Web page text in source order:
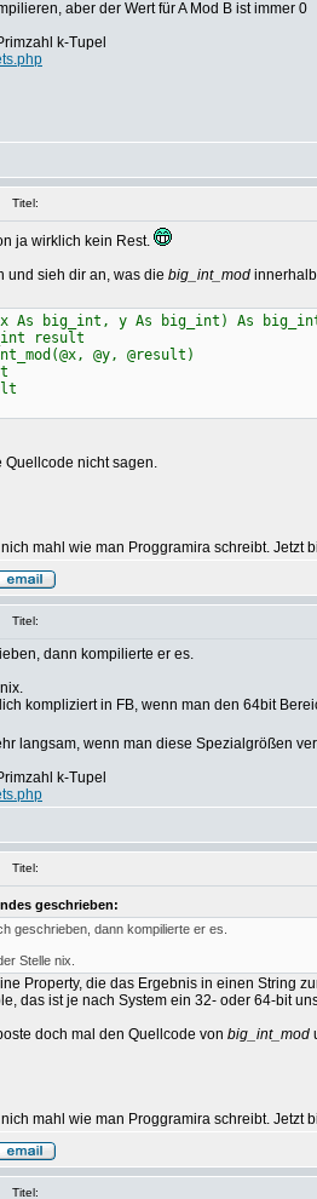
aber der Wert für A Mod B ist immer 0
k-Tupel
Titel:
ja wirklich kein Rest.
und sieh dir an, was die big_int_mod
(x As big_int, y As big_int) As
result
@y, @result)
Quellcode nicht sagen.
mahl wie man Proggramira schreibt. Jetzt
Titel:
dann kompilierte er es.
kompliziert in FB, wenn man den 64bit
langsam, wenn man diese Spezialgrößen
k-Tupel
Titel:
geschrieben:
geschrieben, dann kompilierte er es.
Stelle nix.
Property, die das Ergebnis in einen String
das ist je nach System ein 32- oder 64-bit
doch mal den Quellcode von big_int_mod
mahl wie man Proggramira schreibt. Jetzt
Titel: